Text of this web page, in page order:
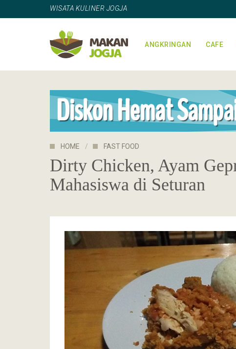
WISATA KULINER JOGJA
ANGKRINGAN CAFE
HOME FAST FOOD
Dirty Chicken, Ayam
Mahasiswa di Seturan